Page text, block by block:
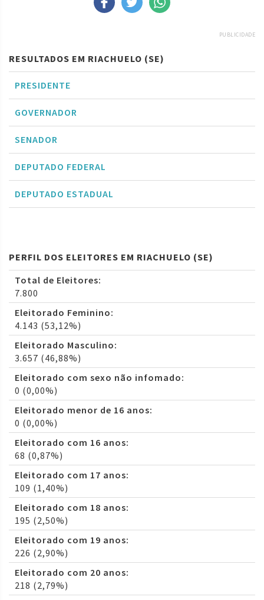
PUBLICIDADE
RESULTADOS EM RIACHUELO (SE)
PRESIDENTE
GOVERNADOR
SENADOR
DEPUTADO FEDERAL
DEPUTADO ESTADUAL
PERFIL DOS ELEITORES EM RIACHUELO (SE)
Total de Eleitores:
7.800
Eleitorado Feminino:
4.143 (53,12%)
Eleitorado Masculino:
3.657 (46,88%)
Eleitorado com sexo não infomado:
0 (0,00%)
Eleitorado menor de 16 anos:
0 (0,00%)
Eleitorado com 16 anos:
68 (0,87%)
Eleitorado com 17 anos:
109 (1,40%)
Eleitorado com 18 anos:
195 (2,50%)
Eleitorado com 19 anos:
226 (2,90%)
Eleitorado com 20 anos:
218 (2,79%)